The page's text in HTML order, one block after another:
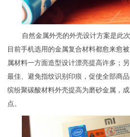
自然金属外壳的外壳设计方案是此
目前手机选用的金属复合材料都愈来愈
属材料一方面造型设计漂亮提高许多；
最佳、避免指纹识别印痕，促使全部商
缤纷聚碳酸材料外壳提高为磨砂金属，
点。